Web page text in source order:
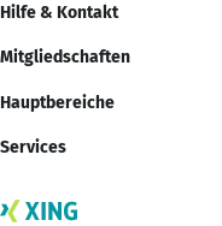
Hilfe & Kontakt
Mitgliedschaften
Hauptbereiche
Services